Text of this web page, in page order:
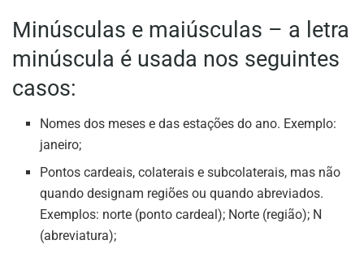
Minúsculas e maiúsculas – a letra
minúscula é usada nos seguintes
casos:
Nomes dos meses e das estações do ano. Exemplo:
janeiro;
Pontos cardeais, colaterais e subcolaterais, mas não
quando designam regiões ou quando abreviados.
Exemplos: norte (ponto cardeal); Norte (região); N
(abreviatura);